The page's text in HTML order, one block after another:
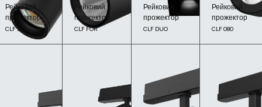
Рейковий
прожектор
CLF 3X1
Рейковий
прожектор
CLF FOR
Рейковий
прожектор
CLF DUO
Рейковий
прожектор
CLF 080